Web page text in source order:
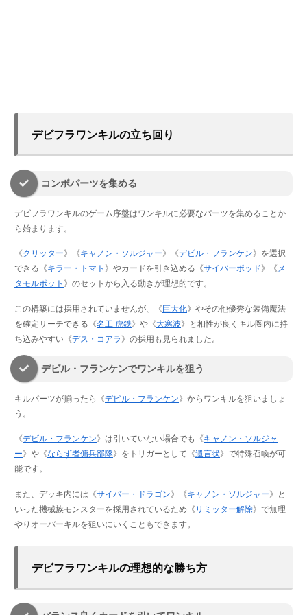
デビフラワンキルの立ち回り
コンボパーツを集める
デビフラワンキルのゲーム序盤はワンキルに必要なパーツを集めることか
ら始まります。
《クリッター》《キャノン・ソルジャー》《デビル・フランケン》を選択
できる《キラー・トマト 》やカードを引き込める《サイバーポッド》《 メ
タモルポット 》のセットから入る動きが理想的です。
この構築には採用されていませんが、《巨大化》やその他優秀な装備魔法
を確定サーチできる《名工 虎鉄》や《大寒波》と相性が良くキル圏内に持
ち込みやすい《デス・コアラ 》の採用も見られました。
デビル・フランケンでワンキルを狙う
キルパーツが揃ったら《デビル・フランケン》からワンキルを狙いましょ
う。
《デビル・フランケン》は引いていない場合でも《キャノン・ソルジャ
ー》や《ならず者傭兵部隊》をトリガーとして《遺言状》で特殊召喚が可
能です。
また、デッキ内には《サイバー・ドラゴン》《キャノン・ソルジャー》と
いった機械族モンスターを採用されているため《 リミッター解除》で無理
やりオーバーキルを狙いにいくこともできます。
デビフラワンキルの理想的な勝ち方